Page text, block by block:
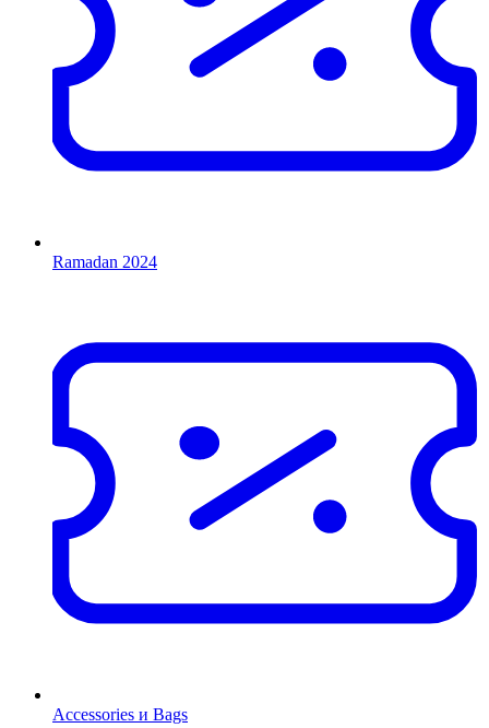
Ramadan 2024
Accessories и Bags